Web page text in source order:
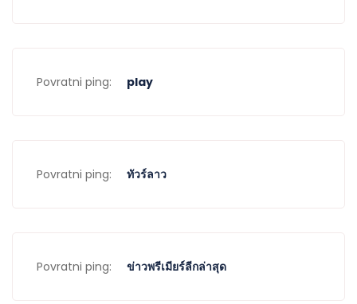
Povratni ping: play
Povratni ping: ทัวร์ลาว
Povratni ping: ข่าวพรีเมียร์ลีกล่าสุด